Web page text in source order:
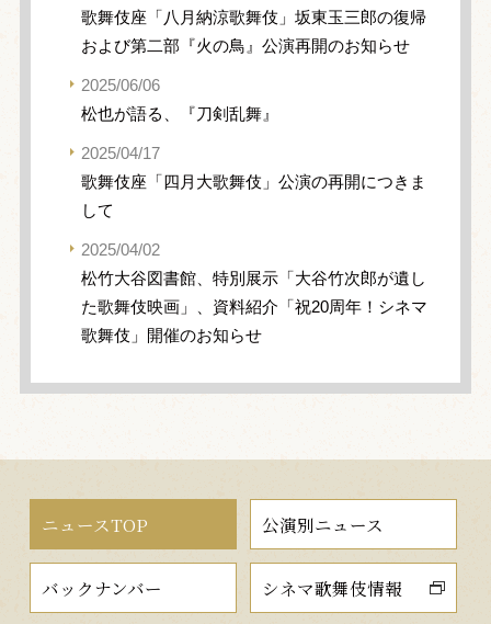
歌舞伎座「八月納涼歌舞伎」坂東玉三郎の復帰
および第二部『火の鳥』公演再開のお知らせ
2025/06/06
松也が語る、『刀剣乱舞』
2025/04/17
歌舞伎座「四月大歌舞伎」公演の再開につきま
して
2025/04/02
松竹大谷図書館、特別展示「大谷竹次郎が遺し
た歌舞伎映画」、資料紹介「祝20周年！シネマ
歌舞伎」開催のお知らせ
ニュースTOP 公演別ニュース
バックナンバー シネマ歌舞伎情報